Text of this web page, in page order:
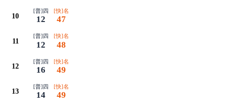
10
[普]四
12
[快]名
47
11
[普]四
12
[快]名
48
12
[普]四
16
[快]名
49
13
[普]四
14
[快]名
49